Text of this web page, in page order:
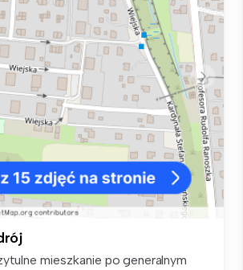
mieszkanie po generalnym